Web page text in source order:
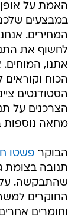
האמת על אופן
במבצעים
המחירים.
לחשוף את
אתנו,
הכוח וקוראים
הסטודנטים
הצרכנים על
מחאה נוספות
הבוקר פשטו
תנובה בצומת
שהתבקשה. על
החוקרים
וחומרים